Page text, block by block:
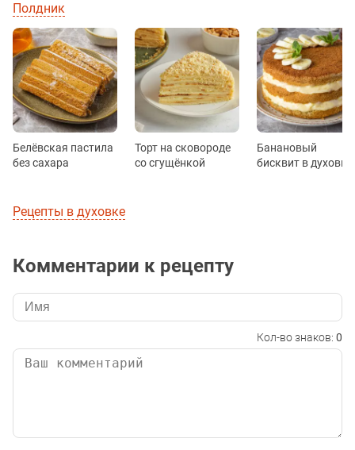
Полдник
Белёвская пастила
без сахара
Торт на сковороде
со сгущёнкой
Банановый
бисквит в духовке
Рецепты в духовке
Комментарии к рецепту
Кол-во знаков: 0